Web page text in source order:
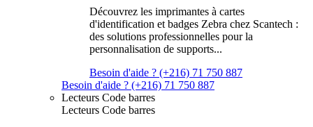
Découvrez les imprimantes à cartes
d'identification et badges Zebra chez Scantech :
des solutions professionnelles pour la
personnalisation de supports...
Besoin d'aide ? (+216) 71 750 887
Besoin d'aide ? (+216) 71 750 887
Lecteurs Code barres
Lecteurs Code barres